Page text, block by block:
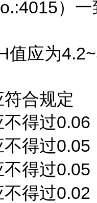
）一
值应为
符合规定
不得过0.06
不得过0.05
不得过0.05
不得过0.02